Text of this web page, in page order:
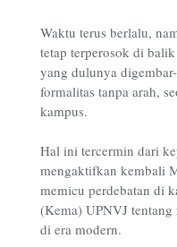
Waktu terus berlalu,
tetap terperosok di
yang dulunya
formalitas tanpa arah,
kampus.
Hal ini tercermin dari
mengaktifkan kembali
memicu perdebatan di
(Kema) UPNVJ
di era modern.